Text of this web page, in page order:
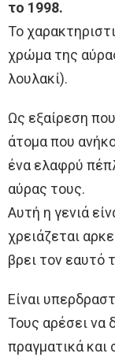
το 1998.
Το
χρώμα της
λουλακί).
Ως εξαίρεση
άτομα που
ένα ελαφρύ
αύρας τους.
Αυτή η γενιά
χρειάζεται
βρει τον εαυτό
Είναι
Τους αρέσει να
πραγματικά